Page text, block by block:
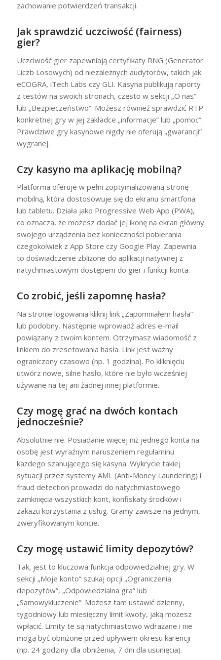
zachowanie potwierdzeń transakcji.
Jak sprawdzić uczciwość (fairness)
gier?
Uczciwość gier zapewniają certyfikaty RNG (Generator
Liczb Losowych) od niezależnych audytorów, takich jak
eCOGRA, iTech Labs czy GLI. Kasyna publikują raporty
z testów na swoich stronach, często w sekcji „O nas”
lub „Bezpieczeństwo”. Możesz również sprawdzić RTP
konkretnej gry w jej zakładce „informacje” lub „pomoc”.
Prawdziwe gry kasynowe nigdy nie oferują „gwarancji”
wygranej.
Czy kasyno ma aplikację mobilną?
Platforma oferuje w pełni zoptymalizowaną stronę
mobilną, która dostosowuje się do ekranu smartfona
lub tabletu. Działa jako Progressive Web App (PWA),
co oznacza, że możesz dodać jej ikonę na ekran główny
swojego urządzenia bez konieczności pobierania
czegokolwiek z App Store czy Google Play. Zapewnia
to doświadczenie zbliżone do aplikacji natywnej z
natychmiastowym dostępem do gier i funkcji konta.
Co zrobić, jeśli zapomnę hasła?
Na stronie logowania kliknij link „Zapomniałem hasła”
lub podobny. Następnie wprowadź adres e-mail
powiązany z twoim kontem. Otrzymasz wiadomość z
linkiem do zresetowania hasła. Link jest ważny
ograniczony czasowo (np. 1 godzina). Po kliknięciu
utwórz nowe, silne hasło, które nie było wcześniej
używane na tej ani żadnej innej platformie.
Czy mogę grać na dwóch kontach
jednocześnie?
Absolutnie nie. Posiadanie więcej niż jednego konta na
osobę jest wyraźnym naruszeniem regulaminu
każdego szanującego się kasyna. Wykrycie takiej
sytuacji przez systemy AML (Anti-Money Laundering) i
fraud detection prowadzi do natychmiastowego
zamknięcia wszystkich kont, konfiskaty środków i
zakazu korzystania z usług. Gramy zawsze na jednym,
zweryfikowanym koncie.
Czy mogę ustawić limity depozytów?
Tak, jest to kluczowa funkcja odpowiedzialnej gry. W
sekcji „Moje konto” szukaj opcji „Ograniczenia
depozytów”, „Odpowiedzialna gra” lub
„Samowykluczenie”. Możesz tam ustawić dzienny,
tygodniowy lub miesięczny limit kwoty, jaką możesz
wpłacić. Limity te są natychmiastowo wdrażane i nie
mogą być obniżone przed upływem okresu karencji
(np. 24 godziny dla obniżenia, 7 dni dla usunięcia).